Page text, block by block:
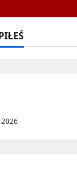
Nordic Walking